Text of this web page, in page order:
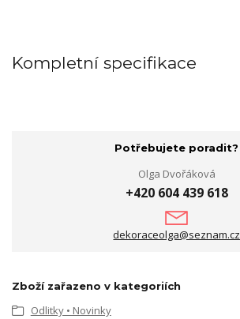
Kompletní specifikace
Potřebujete poradit?
Olga Dvořáková
+420 604 439 618
dekoraceolga@seznam.cz
Zboží zařazeno v kategoriích
Odlitky • Novinky